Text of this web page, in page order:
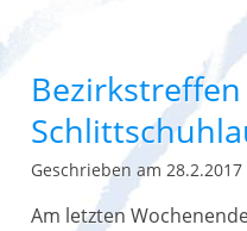
Bezirkstreffen
Geschrieben am 28.2.2017
Am letzten